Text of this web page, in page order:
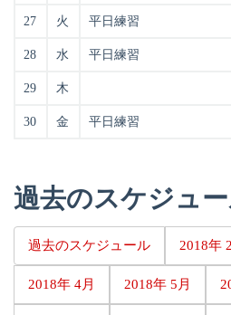
27 火 平日練習
28 水 平日練習
29 木
30 金 平日練習
過去のスケジュ
過去のスケジュール 2018年
2018年 4月 2018年 5月